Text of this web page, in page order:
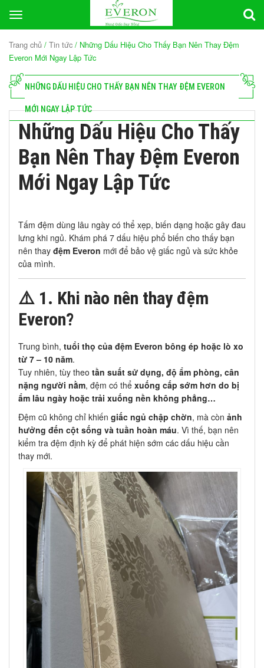
Toggle
navigation
Trang chủ / Tin tức / Những Dấu Hiệu Cho Thấy Bạn Nên Thay Đệm
Everon Mới Ngay Lập Tức
NHỮNG DẤU HIỆU CHO THẤY BẠN NÊN THAY ĐỆM EVERON
MỚI NGAY LẬP TỨC
Những Dấu Hiệu Cho Thấy
Bạn Nên Thay Đệm Everon
Mới Ngay Lập Tức
Tấm đệm dùng lâu ngày có thể xẹp, biến dạng hoặc gây đau
lưng khi ngủ. Khám phá 7 dấu hiệu phổ biến cho thấy bạn
nên thay đệm Everon mới để bảo vệ giấc ngủ và sức khỏe
của mình.
⚠️ 1. Khi nào nên thay đệm
Everon?
Trung bình, tuổi thọ của đệm Everon bông ép hoặc lò xo
từ 7 – 10 năm.
Tuy nhiên, tùy theo tần suất sử dụng, độ ẩm phòng, cân
nặng người nằm, đệm có thể xuống cấp sớm hơn do bị
ẩm lâu ngày hoặc trải xuống nền không phẳng…
Đệm cũ không chỉ khiến giấc ngủ chập chờn, mà còn ảnh
hưởng đến cột sống và tuần hoàn máu. Vì thế, bạn nên
kiểm tra đệm định kỳ để phát hiện sớm các dấu hiệu cần
thay mới.